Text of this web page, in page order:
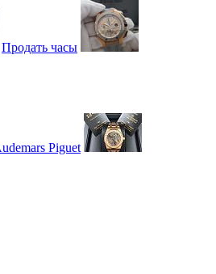
Продать часы
Piguet